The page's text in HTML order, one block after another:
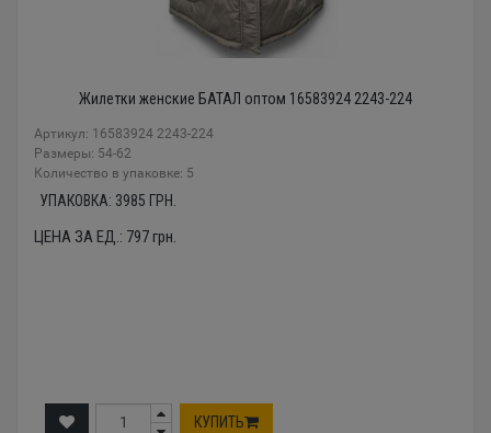
Жилетки женские БАТАЛ оптом 16583924 2243-224
Артикул: 16583924 2243-224
Размеры: 54-62
Количество в упаковке: 5
УПАКОВКА: 3985 ГРН.
ЦЕНА ЗА ЕД.: 797грн.
КУПИТЬ